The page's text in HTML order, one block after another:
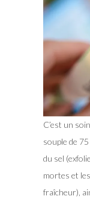
C’est un
souple de
du sel
mortes et
fraîcheur),